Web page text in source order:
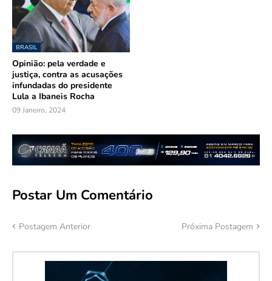
BRASIL
Opinião: pela verdade e
justiça, contra as acusações
infundadas do presidente
Lula a Ibaneis Rocha
09 Janeiro, 2024
Postar Um Comentário
Postagem Anterior Próxima Postagem